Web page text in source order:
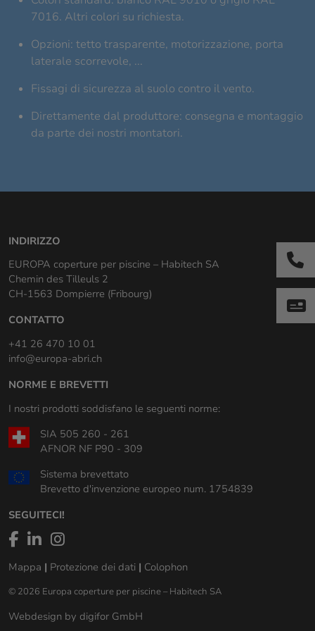
7016. Altri colori su richiesta.
Opzioni: tetto trasparente, motorizzazione, porta
laterale scorrevole, ...
Fissagi di sicurezza al suolo contro il vento.
Direttamente dal produttore: consegna e montaggio
da parte dei nostri montatori.
INDIRIZZO
EUROPA coperture per piscine – Habitech SA
Chemin des Tilleuls 2
CH-1563 Dompierre (Fribourg)
CONTATTO
+41 26 470 10 01
info@europa-abri.ch
NORME E BREVETTI
I nostri prodotti soddisfano le seguenti norme:
SIA 505 260 - 261
AFNOR NF P90 - 309
Sistema brevettato
Brevetto d'invenzione europeo num. 1754839
SEGUITECI!
Mappa | Protezione dei dati | Colophon
© 2026 Europa coperture per piscine – Habitech SA
Webdesign by digifor GmbH